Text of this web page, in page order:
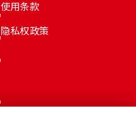
使用条款
隐私权政策